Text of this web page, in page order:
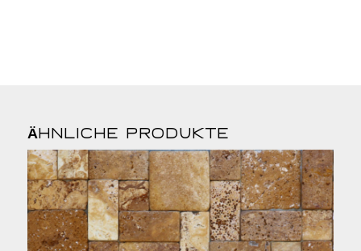
Ähnliche Produkte